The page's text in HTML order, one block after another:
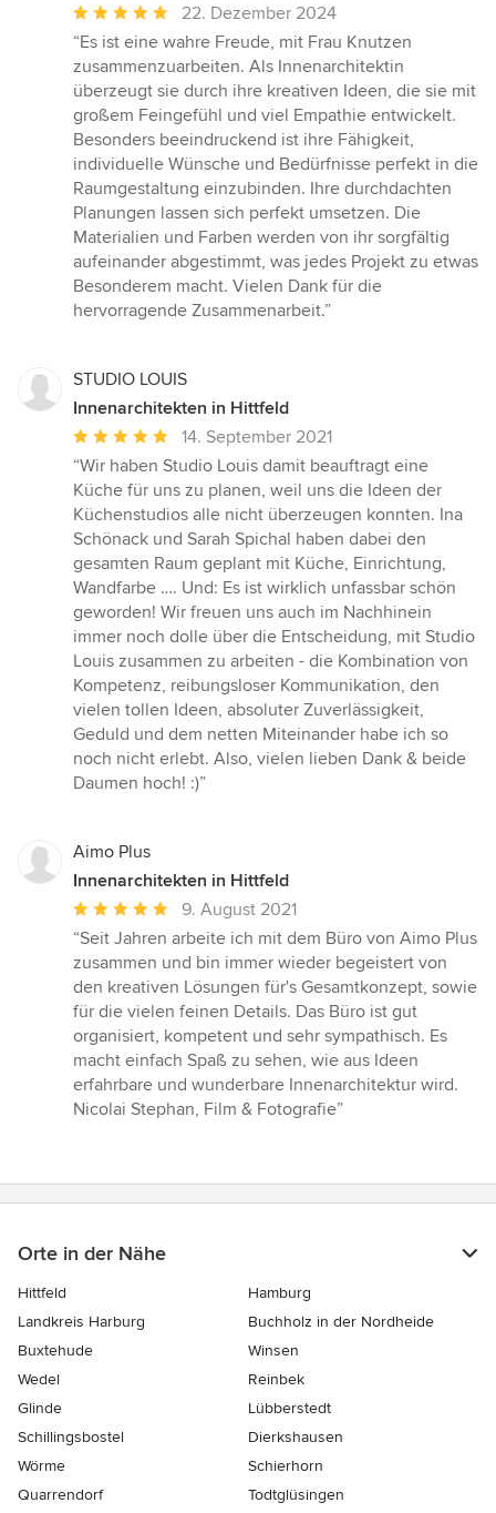
Durchschnittliche
Bewertung:
5
von
5
Sternen
22. Dezember 2024
“Es ist eine wahre Freude, mit Frau Knutzen
zusammenzuarbeiten. Als Innenarchitektin
überzeugt sie durch ihre kreativen Ideen, die sie mit
großem Feingefühl und viel Empathie entwickelt.
Besonders beeindruckend ist ihre Fähigkeit,
individuelle Wünsche und Bedürfnisse perfekt in die
Raumgestaltung einzubinden. Ihre durchdachten
Planungen lassen sich perfekt umsetzen. Die
Materialien und Farben werden von ihr sorgfältig
aufeinander abgestimmt, was jedes Projekt zu etwas
Besonderem macht. Vielen Dank für die
hervorragende Zusammenarbeit.”
STUDIO LOUIS
Innenarchitekten in Hittfeld
Durchschnittliche
Bewertung:
5
von
5
Sternen
14. September 2021
“Wir haben Studio Louis damit beauftragt eine
Küche für uns zu planen, weil uns die Ideen der
Küchenstudios alle nicht überzeugen konnten. Ina
Schönack und Sarah Spichal haben dabei den
gesamten Raum geplant mit Küche, Einrichtung,
Wandfarbe …. Und: Es ist wirklich unfassbar schön
geworden! Wir freuen uns auch im Nachhinein
immer noch dolle über die Entscheidung, mit Studio
Louis zusammen zu arbeiten - die Kombination von
Kompetenz, reibungsloser Kommunikation, den
vielen tollen Ideen, absoluter Zuverlässigkeit,
Geduld und dem netten Miteinander habe ich so
noch nicht erlebt. Also, vielen lieben Dank & beide
Daumen hoch! :)”
Aimo Plus
Innenarchitekten in Hittfeld
Durchschnittliche
Bewertung:
5
von
5
Sternen
9. August 2021
“Seit Jahren arbeite ich mit dem Büro von Aimo Plus
zusammen und bin immer wieder begeistert von
den kreativen Lösungen für's Gesamtkonzept, sowie
für die vielen feinen Details. Das Büro ist gut
organisiert, kompetent und sehr sympathisch. Es
macht einfach Spaß zu sehen, wie aus Ideen
erfahrbare und wunderbare Innenarchitektur wird.
Nicolai Stephan, Film & Fotografie”
Orte in der Nähe
Hittfeld
Hamburg
Landkreis Harburg
Buchholz in der Nordheide
Buxtehude
Winsen
Wedel
Reinbek
Glinde
Lübberstedt
Schillingsbostel
Dierkshausen
Wörme
Schierhorn
Quarrendorf
Todtglüsingen